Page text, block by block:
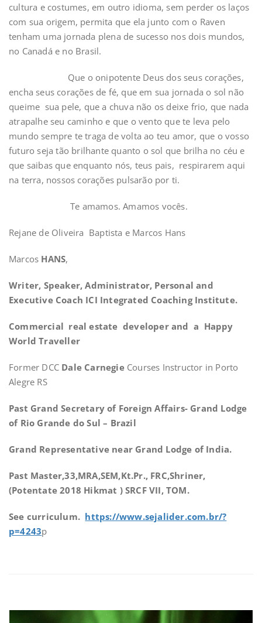
cultura e costumes, em outro idioma, sem perder os laços
com sua origem, permita que ela junto com o Raven
tenham uma jornada plena de sucesso nos dois mundos,
no Canadá e no Brasil.
Que o onipotente Deus dos seus corações,
encha seus corações de fé, que em sua jornada o sol não
queime sua pele, que a chuva não os deixe frio, que nada
atrapalhe seu caminho e que o vento que te leva pelo
mundo sempre te traga de volta ao teu amor, que o vosso
futuro seja tão brilhante quanto o sol que brilha no céu e
que saibas que enquanto nós, teus pais, respirarem aqui
na terra, nossos corações pulsarão por ti.
Te amamos. Amamos vocês.
Rejane de Oliveira Baptista e Marcos Hans
Marcos HANS,
Writer, Speaker, Administrator, Personal and
Executive Coach ICI Integrated Coaching Institute.
Commercial real estate developer and a Happy
World Traveller
Former DCC Dale CarnegieCourses Instructor in Porto
Alegre RS
Past Grand Secretary of Foreign Affairs- Grand Lodge
of Rio Grande do Sul – Brazil
Grand Representative near Grand Lodge of India.
Past Master,33,MRA,SEM,Kt.Pr., FRC,Shriner,
(Potentate 2018 Hikmat ) SRCF VII, TOM.
See curriculum. https://www.sejalider.com.br/?
p=4243p